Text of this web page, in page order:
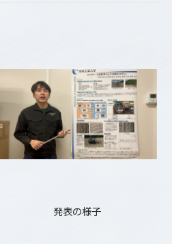
発表の様子